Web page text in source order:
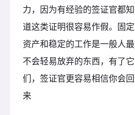
力，因为有经验的签证官都知
道这类证明很容易作假。固定
资产和稳定的工作是一般人最
不会轻易放弃的东西，有了它
们，签证官更容易相信你会回
来